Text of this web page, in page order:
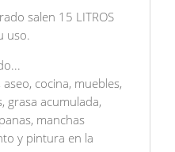
salen 15 LITROS
uso.
cocina, muebles,
grasa acumulada,
manchas
y pintura en la